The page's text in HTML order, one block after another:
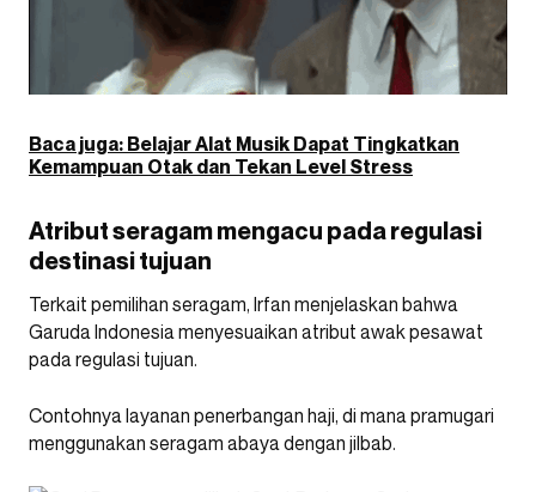
Baca juga: Belajar Alat Musik Dapat Tingkatkan
Kemampuan Otak dan Tekan Level Stress
Atribut seragam mengacu pada regulasi
destinasi tujuan
Terkait pemilihan seragam, Irfan menjelaskan bahwa
Garuda Indonesia menyesuaikan atribut awak pesawat
pada regulasi tujuan.
Contohnya layanan penerbangan haji, di mana pramugari
menggunakan seragam abaya dengan jilbab.